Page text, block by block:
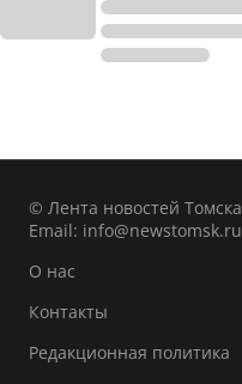
© Лента новостей Томска
Email: info@newstomsk.ru
О нас
Контакты
Редакционная политика